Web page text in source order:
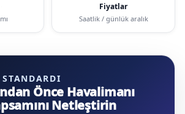
Fiyatlar
Saatlik / günlük aralık
Önce Havalimanı
Netleştirin